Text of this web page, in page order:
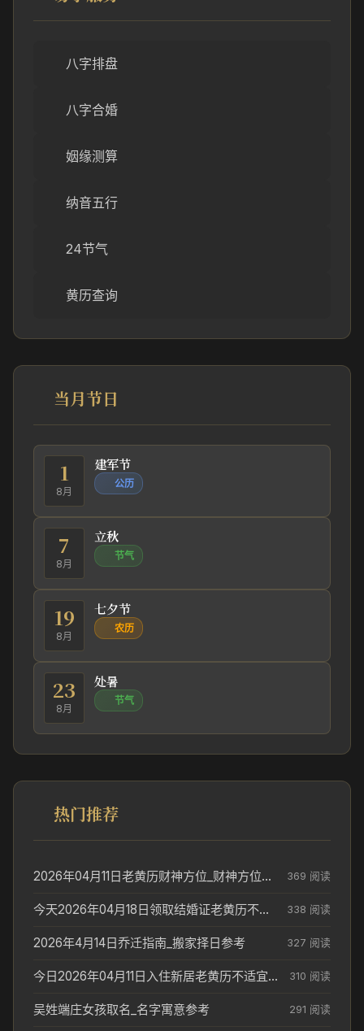
八字排盘
八字合婚
姻缘测算
纳音五行
24节气
黄历查询
当月节日
1
8月
建军节
公历
7
8月
立秋
节气
19
8月
七夕节
农历
23
8月
处暑
节气
热门推荐
2026年04月11日老黄历财神方位_财神方位与供奉讲究 369 阅读
今天2026年04月18日领取结婚证老黄历不适合吗_领证日期参考 338 阅读
2026年4月14日乔迁指南_搬家择日参考 327 阅读
今日2026年04月11日入住新居老黄历不适宜吗_搬家择日参考 310 阅读
吴姓端庄女孩取名_名字寓意参考 291 阅读